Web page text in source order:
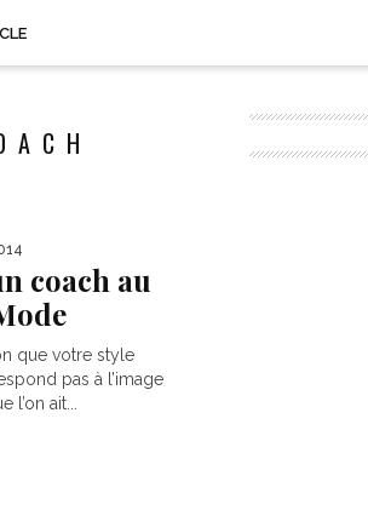
coach au
que votre style
pas à l’image
ait...